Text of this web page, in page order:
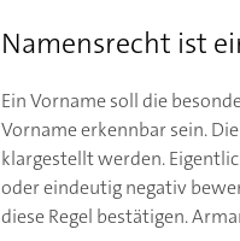
Namensrecht ist
Ein Vorname soll die
Vorname erkennbar sein.
klargestellt werden.
oder eindeutig negativ
diese Regel bestätigen.